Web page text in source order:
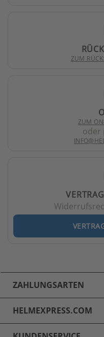
ZUM
ZUM
oder
ZAHLUNGSARTEN
HELMEXPRESS.COM